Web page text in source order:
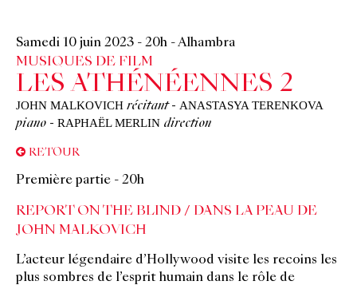
Samedi 10 juin 2023 - 20h -Alhambra
MUSIQUES DE FILM
LES ATHÉNÉENNES 2
JOHN MALKOVICH récitant - ANASTASYA TERENKOVA
piano - RAPHAËL MERLIN direction
RETOUR
Première partie - 20h
REPORT ON THE BLIND / DANS LA PEAU DE
JOHN MALKOVICH
L’acteur légendaire d’Hollywood visite les recoins les
plus sombres de l’esprit humain dans le rôle de